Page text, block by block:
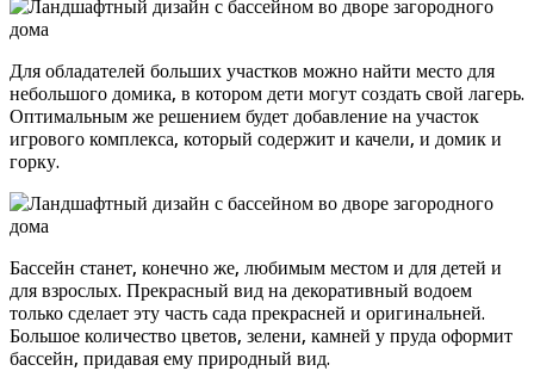
Для обладателей больших участков можно найти место для
небольшого домика, в котором дети могут создать свой лагерь.
Оптимальным же решением будет добавление на участок
игрового комплекса, который содержит и качели, и домик и
горку.
Бассейн станет, конечно же, любимым местом и для детей и
для взрослых. Прекрасный вид на декоративный водоем
только сделает эту часть сада прекрасней и оригинальней.
Большое количество цветов, зелени, камней у пруда оформит
бассейн, придавая ему природный вид.